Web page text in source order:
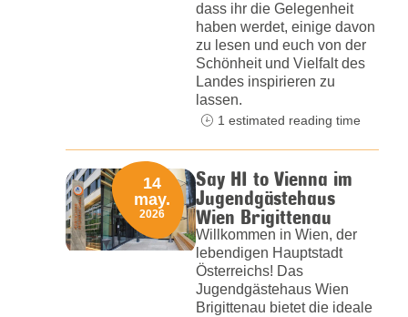
dass ihr die Gelegenheit
haben werdet, einige davon
zu lesen und euch von der
Schönheit und Vielfalt des
Landes inspirieren zu
lassen.
1 estimated reading time
Say HI to Vienna im
Jugendgästehaus
Wien Brigittenau
Willkommen in Wien, der
lebendigen Hauptstadt
Österreichs! Das
Jugendgästehaus Wien
Brigittenau bietet die ideale
14
may.
2026